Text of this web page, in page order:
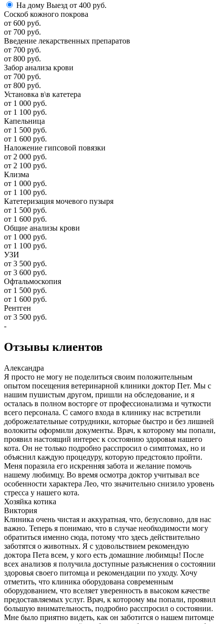
На дому Выезд от 400 руб.
Соскоб кожного покрова
от 600 руб.
от 700 руб.
Введение лекарственных препаратов
от 700 руб.
от 800 руб.
Забор анализа крови
от 700 руб.
от 800 руб.
Установка в\в катетера
от 1 000 руб.
от 1 100 руб.
Капельница
от 1 500 руб.
от 1 600 руб.
Наложение гипсовой повязки
от 2 000 руб.
от 2 100 руб.
Клизма
от 1 000 руб.
от 1 100 руб.
Катетеризация мочевого пузыря
от 1 500 руб.
от 1 600 руб.
Общие анализы крови
от 1 000 руб.
от 1 100 руб.
УЗИ
от 3 500 руб.
от 3 600 руб.
Офтальмоскопия
от 1 500 руб.
от 1 600 руб.
Рентген
от 3 500 руб.
-
Отзывы клиентов
Александра
Я просто не могу не поделиться своим положительным
опытом посещения ветеринарной клиники доктор Пет. Мы с
нашим пушистым другом, пришли на обследование, и я
осталась в полном восторге от профессионализма и чуткости
всего персонала. С самого входа в клинику нас встретили
доброжелательные сотрудники, которые быстро и без лишней
волокиты оформили документы. Врач, к которому мы попали,
проявил настоящий интерес к состоянию здоровья нашего
кота. Он не только подробно расспросил о симптомах, но и
объяснил каждую процедуру, которую предстояло пройти.
Меня поразила его искренняя забота и желание помочь
нашему любимцу. Во время осмотра доктор учитывал все
особенности характера Лео, что значительно снизило уровень
стресса у нашего кота.
Хозяйка котика
Виктория
Клиника очень чистая и аккуратная, что, безусловно, для нас
важно. Теперь я понимаю, что в случае необходимости могу
обратиться именно сюда, потому что здесь действительно
заботятся о животных. Я с удовольствием рекомендую
доктора Пета всем, у кого есть домашние любимцы! После
всех анализов я получила доступные разъяснения о состоянии
здоровья своего питомца и рекомендации по уходу. Хочу
отметить, что клиника оборудована современным
оборудованием, что вселяет уверенность в высоком качестве
предоставляемых услуг. Врач, к которому мы попали, проявил
большую внимательность, подробно расспросил о состоянии.
Мне было приятно видеть, как он заботится о нашем питомце